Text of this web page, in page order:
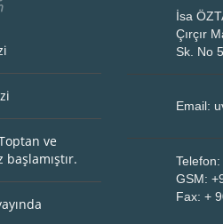
ve
başlamıştır.
İsa
Çırçır
Sk. No
Email:
GSM:
Fax: +